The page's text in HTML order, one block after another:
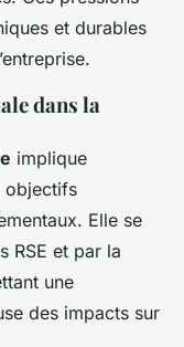
et durables
dans la
implique
objectifs
Elle se
RSE et par la
une
des impacts sur